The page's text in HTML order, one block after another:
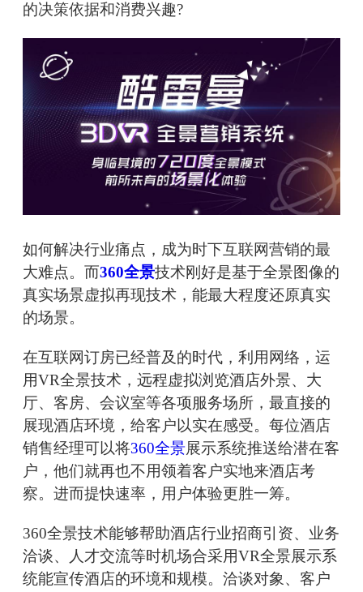
的决策依据和消费兴趣?
如何解决行业痛点，成为时下互联网营销的最
大难点。而360全景技术刚好是基于全景图像的
真实场景虚拟再现技术，能最大程度还原真实
的场景。
在互联网订房已经普及的时代，利用网络，运
用VR全景技术，远程虚拟浏览酒店外景、大
厅、客房、会议室等各项服务场所，最直接的
展现酒店环境，给客户以实在感受。每位酒店
销售经理可以将360全景展示系统推送给潜在客
户，他们就再也不用领着客户实地来酒店考
察。进而提快速率，用户体验更胜一筹。
360全景技术能够帮助酒店行业招商引资、业务
洽谈、人才交流等时机场合采用VR全景展示系
统能宣传酒店的环境和规模。洽谈对象、客户